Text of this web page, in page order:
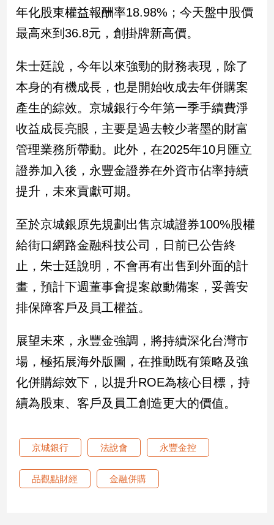
會
焦
點
觀
點
岸/
國
際
社
會/
方
冠
病
毒
專
區
南
台
灣
觀
點
南
觀
點
年化股東權益報酬率18.98%；今天盤中股價
最高來到36.8元，創掛牌新高價。
朱士廷說，今年以來強勁的財務表現，除了
本身的有機成長，也是開始收成去年併購案
產生的綜效。京城銀行今年第一季手續費淨
收益成長亮眼，主要是過去較少著墨的財富
管理業務所帶動。此外，在2025年10月匯立
證券加入後，永豐金證券在外資市佔率持續
提升，未來貢獻可期。
至於京城銀原先規劃出售京城證券100%股權
給街口網路金融科技公司，日前已公告終
止，朱士廷說明，不會再有出售到外面的計
畫，預計下週董事會提案啟動備案，妥善安
排保障客戶及員工權益。
展望未來，永豐金強調，將持續深化台灣市
場，極拓展海外版圖，在推動既有策略及強
化併購綜效下，以提升ROE為核心目標，持
續為股東、客戶及員工創造更大的價值。
京城銀行 法說會 永豐金控
品觀點財經 金融併購